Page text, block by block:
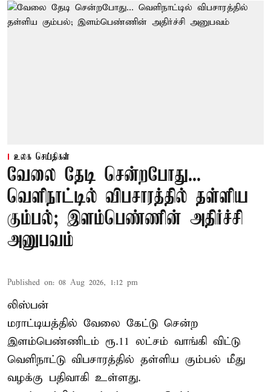
உலக செய்திகள்
வேலை தேடி சென்றபோது...
வெளிநாட்டில் விபசாரத்தில் தள்ளிய
கும்பல்; இளம்பெண்ணின் அதிர்ச்சி
அனுபவம்
Published on: 08 Aug 2026, 1:12 pm
லிஸ்பன்
மராட்டியத்தில் வேலை கேட்டு சென்ற
இளம்பெண்ணிடம் ரூ.11 லட்சம் வாங்கி விட்டு
வெளிநாட்டு விபசாரத்தில் தள்ளிய கும்பல் மீது
வழக்கு பதிவாகி உள்ளது.